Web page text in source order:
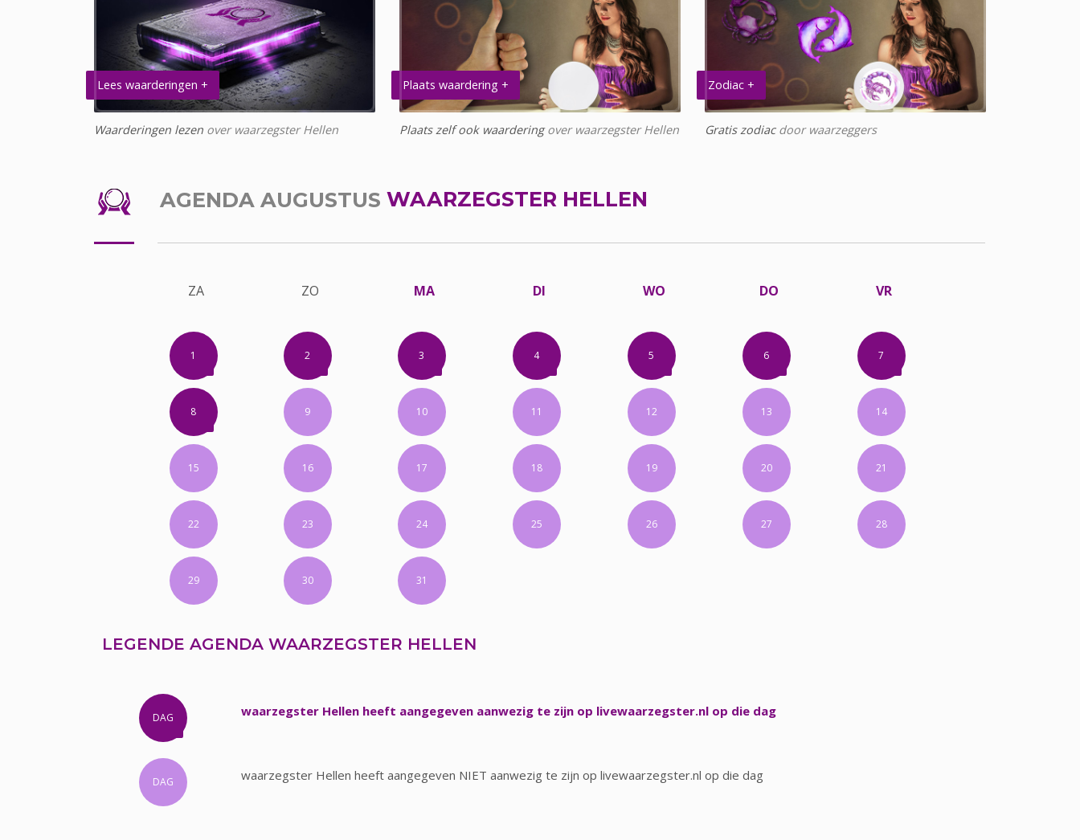
Lees waarderingen +
Waarderingen lezen over waarzegster Hellen
Plaats waardering +
Plaats zelf ook waarderingover waarzegster Hellen
Zodiac +
Gratis zodiacdoor waarzeggers
AGENDA AUGUSTUS WAARZEGSTER HELLEN
ZA ZO MA DI WO DO VR
1 2 3 4 5 6 7
8 9 10 11 12 13 14
15 16 17 18 19 20 21
22 23 24 25 26 27 28
29 30 31
LEGENDE AGENDA WAARZEGSTER HELLEN
DAG waarzegster Hellen heeft aangegeven aanwezig te zijn op livewaarzegster.nl op die dag
DAG waarzegster Hellen heeft aangegeven NIET aanwezig te zijn op livewaarzegster.nl op die dag